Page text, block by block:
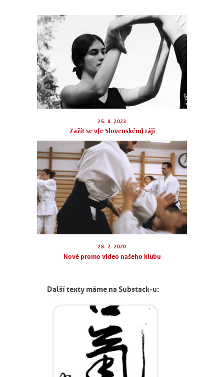
SEMINÁŘE
25. 8. 2023
Zažít se v(e Slovenském) ráji
28. 2. 2020
Nové promo video našeho klubu
Další texty máme na Substack-u: